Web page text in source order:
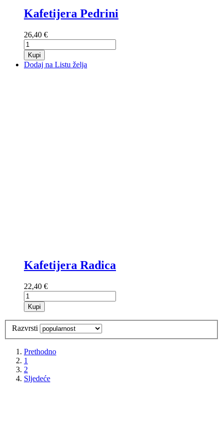
Kafetijera Pedrini
26,40 €
Kupi
Dodaj na Listu želja
Kafetijera Radica
22,40 €
Kupi
Razvrsti
Prethodno
1
2
Sljedeće